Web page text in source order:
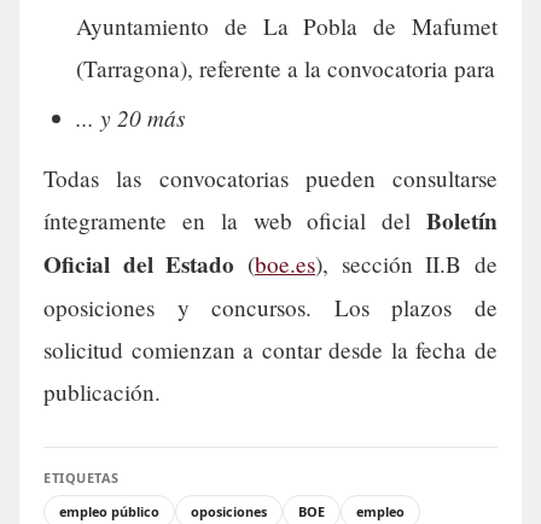
Ayuntamiento de La Pobla de Mafumet
(Tarragona), referente a la convocatoria para
... y 20 más
Todas las convocatorias pueden consultarse
íntegramente en la web oficial del Boletín
Oficial del Estado (boe.es), sección II.B de
oposiciones y concursos. Los plazos de
solicitud comienzan a contar desde la fecha de
publicación.
ETIQUETAS
empleo público
oposiciones BOE
empleo